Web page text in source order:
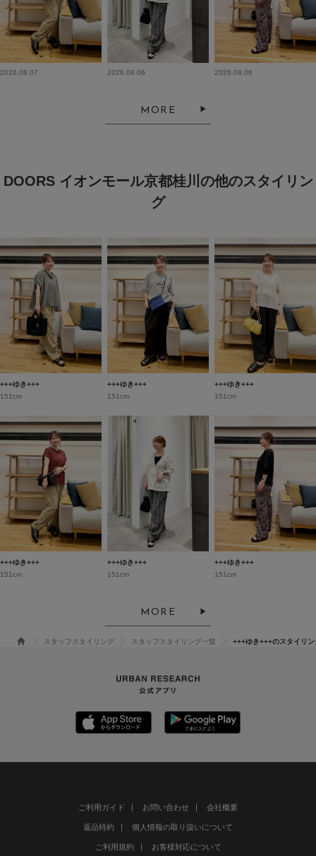
2026.08.07 2026.08.06 2026.08.06
MORE
DOORS イオンモール京都桂川の他のスタイリン
グ
+++ゆき+++
151cm
+++ゆき+++
151cm
+++ゆき+++
151cm
+++ゆき+++
151cm
+++ゆき+++
151cm
+++ゆき+++
151cm
MORE
スタッフスタイリング スタッフスタイリング一覧 +++ゆき+++のスタイリン
ご利用ガイド お問い合わせ 会社概要
返品特約 個人情報の取り扱いについて
ご利用規約 お客様対応について